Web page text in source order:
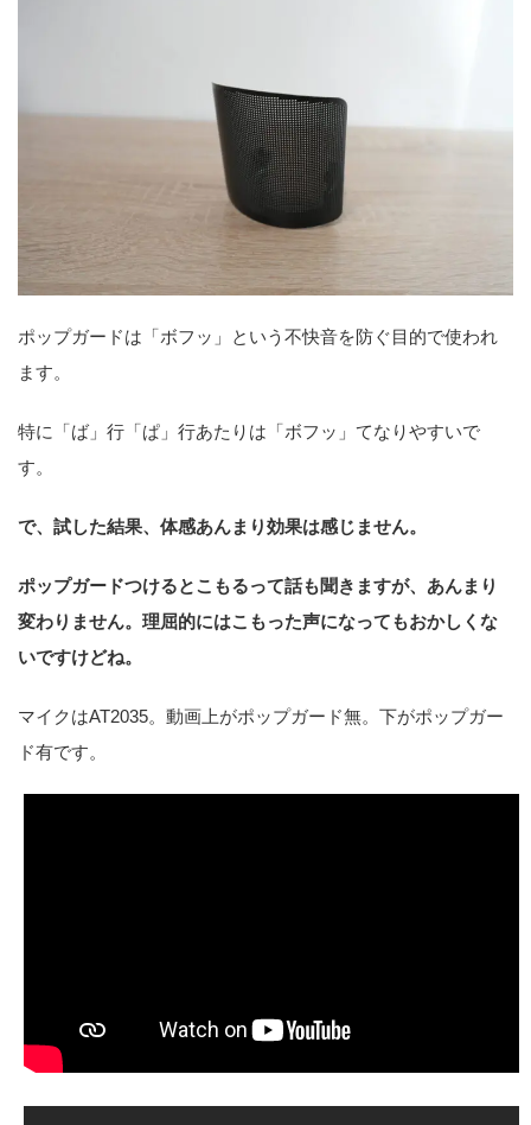
ポップガードは「ボフッ」という不快音を防ぐ目的で使われ
ます。
特に「ば」行「ぱ」行あたりは「ボフッ」てなりやすいで
す。
で、試した結果、体感あんまり効果は感じません。
ポップガードつけるとこもるって話も聞きますが、あんまり
変わりません。理屈的にはこもった声になってもおかしくな
いですけどね。
マイクはAT2035。動画上がポップガード無。下がポップガー
ド有です。